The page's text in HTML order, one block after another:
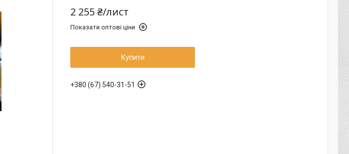
2 255 ₴/лист
Показати оптові ціни
Купити
+380 (67) 540-31-51